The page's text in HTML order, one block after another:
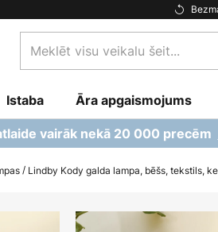
visu
šeit...
Istaba Āra apgaismojums
vairāk nekā 20 000 precēm
Lindby Kody galda lampa, bēšs, tekstils,